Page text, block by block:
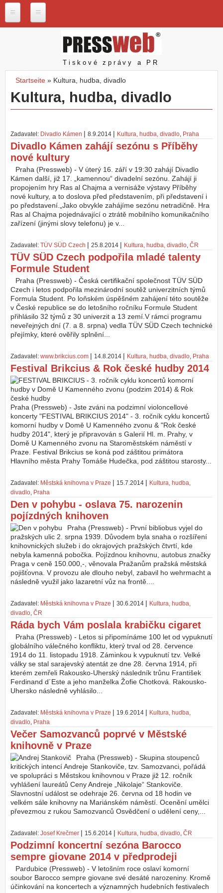
P
e
b
.
c
N
a
š
e
s
l
u
ž
b
y
a
l
o
ž
t
ú
č
e
t
Pressweb
Tiskové zprávy a PR
Sie sind hier
Startseite » Kultura, hudba, divadlo
Kultura, hudba, divadlo
Zadavatel: Divadlo Kámen | 8.9.2014 | Kultura, hudba, divadlo, Praha
Divadlo Kámen zahájí sezónu s Příběhy
nové kultury
Praha (Pressweb) - V úterý 16. září v 19:30 zahájí Divadlo
Kámen další, již 17. „kamennou“ divadelní sezónu. Zahájí ji
propojením hry Ras al Chajma a vernisáže výstavy Příběhy
nové kultury, a to doslova před představením, při představení i
po představení.„Jako obvykle zahájíme sezónu netradičně. Hra
Ras al Chajma pojednávající o ztrátě mobilního komunikačního
zařízení (jinými slovy telefonu) je v...
Zadavatel: TÜV SÜD Czech | 25.8.2014 | Kultura, hudba, divadlo, ČR
TÜV SÜD Czech podpořila mladé talenty
Formule Student
Praha (Pressweb) - Česká certifikační společnost TÜV SÜD
Czech i letos podpořila mezinárodní soutěž univerzitních týmů
Formula Student. Po loňském úspěšném zahájení této soutěže
v České republice se do letošního ročníku Formule Student
přihlásilo 32 týmů z 30 univerzit a 13 zemí.V rámci programu
neveřejných dní (7. a 8. srpna) vedla TÜV SÜD Czech technické
přejímky, které ověřily splnění...
Zadavatel: www.brikcius.com | 14.8.2014 | Kultura, hudba, divadlo, Praha
Festival Brikcius & Rok české hudby 2014
Praha (Pressweb) - Jste zváni na podzimní violoncellové
koncerty "FESTIVAL BRIKCIUS 2014" - 3. ročník cyklu koncertů
komorní hudby v Domě U Kamenného zvonu & "Rok české
hudby 2014", který je připravován s Galerií Hl. m. Prahy, v
Domě U Kamenného zvonu na Staroměstském náměstí v
Praze. Festival Brikcius se koná pod záštitou primátora
Hlavního města Prahy Tomáše Hudečka, pod záštitou starosty...
Zadavatel: Městská knihovna v Praze | 15.7.2014 | Kultura, hudba,
divadlo, Praha
Den v pohybu - oslava 75. narozenin
pojízdných knihoven
Praha (Pressweb) - První bibliobus vyjel do
pražských ulic 2. srpna 1939. Důvodem byla snaha o rozšíření
knihovnických služeb i do okrajových pražských čtvrtí, kde
nebyla kamenná pobočka. Pojízdnou knihovnu, autobus značky
Praga v ceně 150.000,-, věnovala Pražanům pražská městská
pojišťovna. V provozu ale dlouho nebyl, zabavil ho wehrmacht a
následně využil jako lazaretní vůz na frontě....
Zadavatel: Městská knihovna v Praze | 30.6.2014 | Kultura, hudba,
divadlo, ČR
Ráda bych Vám poslala krabičku cigaret
Praha (Pressweb) - Letos si připomínáme 100 let od vypuknutí
globálního válečného konfliktu, který trval od 28. července
1914 do 11. listopadu 1918. Záminkou k vypuknutí tzv. Velké
války se stal sarajevský atentát ze dne 28. června 1914, při
kterém zemřeli Rakousko-Uherský následník trůnu František
Ferdinand d´Este a jeho manželka Žofie Chotková. Rakousko-
Uhersko následně vyhlásilo...
Zadavatel: Městská knihovna v Praze | 19.6.2014 | Kultura, hudba,
divadlo, Praha
Večer Samozvanců poprvé v Městské
knihovně v Praze
Praha (Pressweb) - Skupina stoupenců
kritických intencí Andreje Stankoviče, tzv. Samozvanci, pořádá
ve spolupráci s Městskou knihovnou v Praze již 12. ročník
vyhlášení laureátů Ceny Andreje „Nikolaje“ Stankoviče.
Slavnostní událost se odehraje 26. června od 18 hodin ve
velkém sále knihovny na Mariánském náměstí. Ocenění umělci
převezmou z rukou Samozvanců Osvědčení o udělení ceny,...
Zadavatel: Josef Krečmer | 15.6.2014 | Kultura, hudba, divadlo, ČR
Podzimní koncertní sezóna Barocco
sempre giovane 2014 v předprodeji
Pardubice (Pressweb) - V letošním roce oslaví komorní
soubor Barocco sempre giovane své desáté narozeniny. Kromě
účinkování na koncertech a významných hudebních festivalech